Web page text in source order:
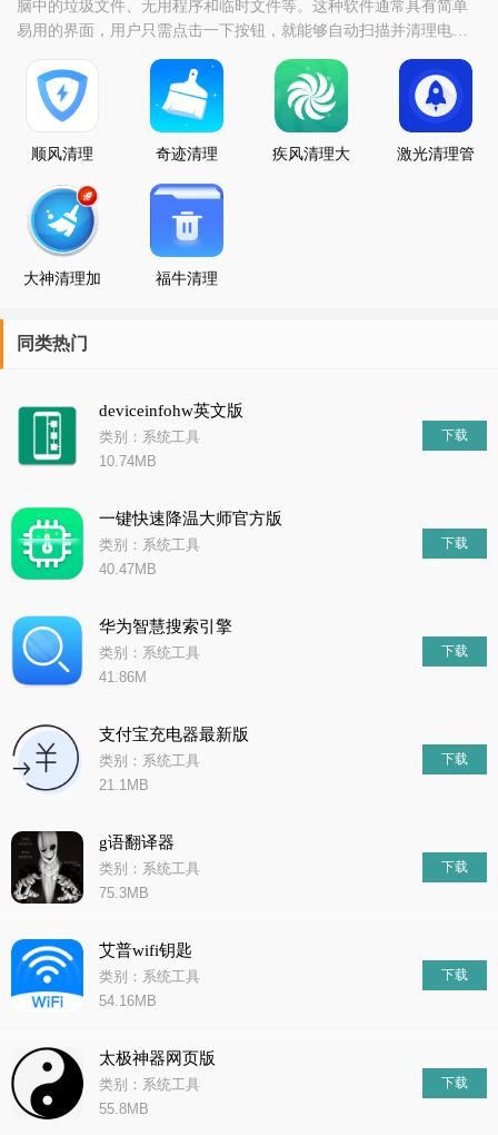
脑中的垃圾文件、无用程序和临时文件等。这种软件通常具有简单
易用的界面，用户只需点击一下按钮，就能够自动扫描并清理电脑
中的垃圾文件，从而释放磁盘空间，提高电脑的运行速度。此外，
一键清理软件还能够帮助用户卸载不需要的程序，防止它们占用过
多的系统资源。总之，一键清理软件是一个非常实用的工具，能够
为用户带来极大的便利。
顺风清理
奇迹清理
疾风清理大
激光清理管
大神清理加
福牛清理
同类热门
deviceinfohw英文版
类别：系统工具
10.74MB
下载
一键快速降温大师官方版
类别：系统工具
40.47MB
下载
华为智慧搜索引擎
类别：系统工具
41.86M
下载
支付宝充电器最新版
类别：系统工具
21.1MB
下载
g语翻译器
类别：系统工具
75.3MB
下载
艾普wifi钥匙
类别：系统工具
54.16MB
下载
太极神器网页版
类别：系统工具
55.8MB
下载